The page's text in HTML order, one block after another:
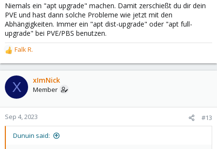
Niemals ein "apt upgrade" machen. Damit zerschießt du dir dein
PVE und hast dann solche Probleme wie jetzt mit den
Abhängigkeiten. Immer ein "apt dist-upgrade" oder "apt full-
upgrade" bei PVE/PBS benutzen.
R
e
a
c
t
o
n
Falk R.
X xImNick
Member
Sep 4, 2023 #13
Dunuin said: